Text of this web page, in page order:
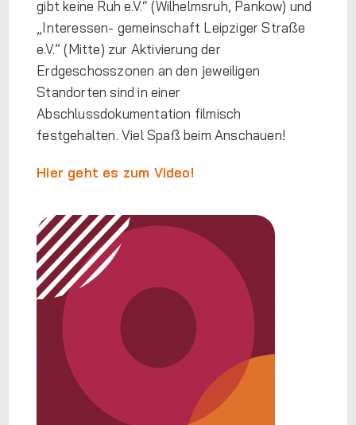
gibt keine Ruh e.V.“ (Wilhelmsruh, Pankow) und
„Interessen- gemeinschaft Leipziger Straße
e.V.” (Mitte) zur Aktivierung der
Erdgeschosszonen an den jeweiligen
Standorten sind in einer
Abschlussdokumentation filmisch
festgehalten. Viel Spaß beim Anschauen!
Hier geht es zum Video!